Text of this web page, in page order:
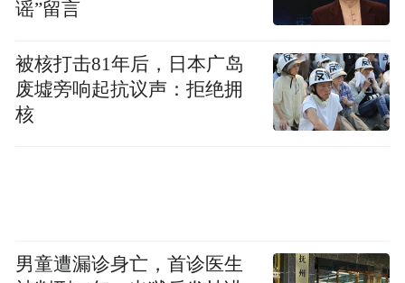
谣”留言
被核打击81年后，日本广岛
废墟旁响起抗议声：拒绝拥
核
男童遭漏诊身亡，首诊医生